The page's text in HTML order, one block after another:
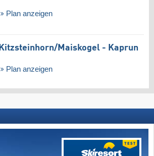
Plan anzeigen
Kitzsteinhorn/​Maiskogel - Kaprun
Plan anzeigen